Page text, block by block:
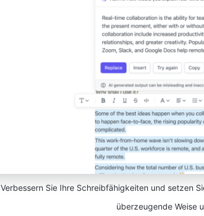
Verbessern Sie Ihre Schreibfähigkeiten und setzen
überzeugende Weise